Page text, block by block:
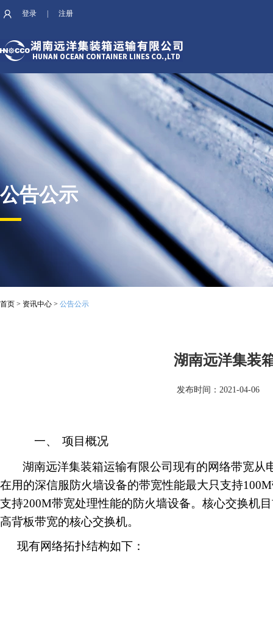
登录 注册
公告公示
首页 > 资讯中心 > 公告公示
湖南远洋集装
发布时间：2021-04-06
一、
项目概况
湖南远洋集装箱运输有限公司现有的网络带宽
在用的深信服防火墙设备的带宽性能最大只支持
支持200M带宽处理性能的防火墙设备。核心交换机
高背板带宽的核心交换机。
现有网络拓扑结构如下：